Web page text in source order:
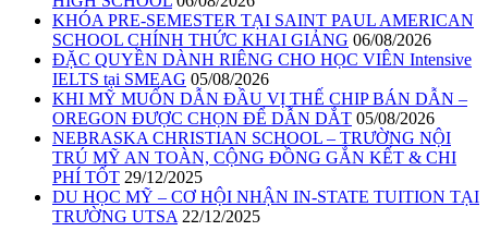
KHÓA PRE-SEMESTER TẠI SAINT PAUL AMERICAN
SCHOOL CHÍNH THỨC KHAI GIẢNG 06/08/2026
ĐẶC QUYỀN DÀNH RIÊNG CHO HỌC VIÊN Intensive
IELTS tại SMEAG 05/08/2026
KHI MỸ MUỐN DẪN ĐẦU VỊ THẾ CHIP BÁN DẪN –
OREGON ĐƯỢC CHỌN ĐỂ DẪN DẮT 05/08/2026
NEBRASKA CHRISTIAN SCHOOL – TRƯỜNG NỘI
TRÚ MỸ AN TOÀN, CỘNG ĐỒNG GẮN KẾT & CHI
PHÍ TỐT 29/12/2025
DU HỌC MỸ – CƠ HỘI NHẬN IN-STATE TUITION TẠI
TRƯỜNG UTSA 22/12/2025